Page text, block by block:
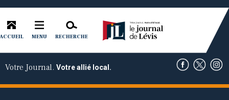
ACCUEIL MENU RECHERCHE
Votre Journal. Votre allié local.